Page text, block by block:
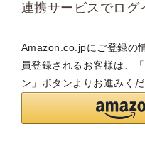
連携サービスでログ
Amazon.co.jpにご登録の
員登録されるお客様は、
ン」ボタンよりお進みくだ